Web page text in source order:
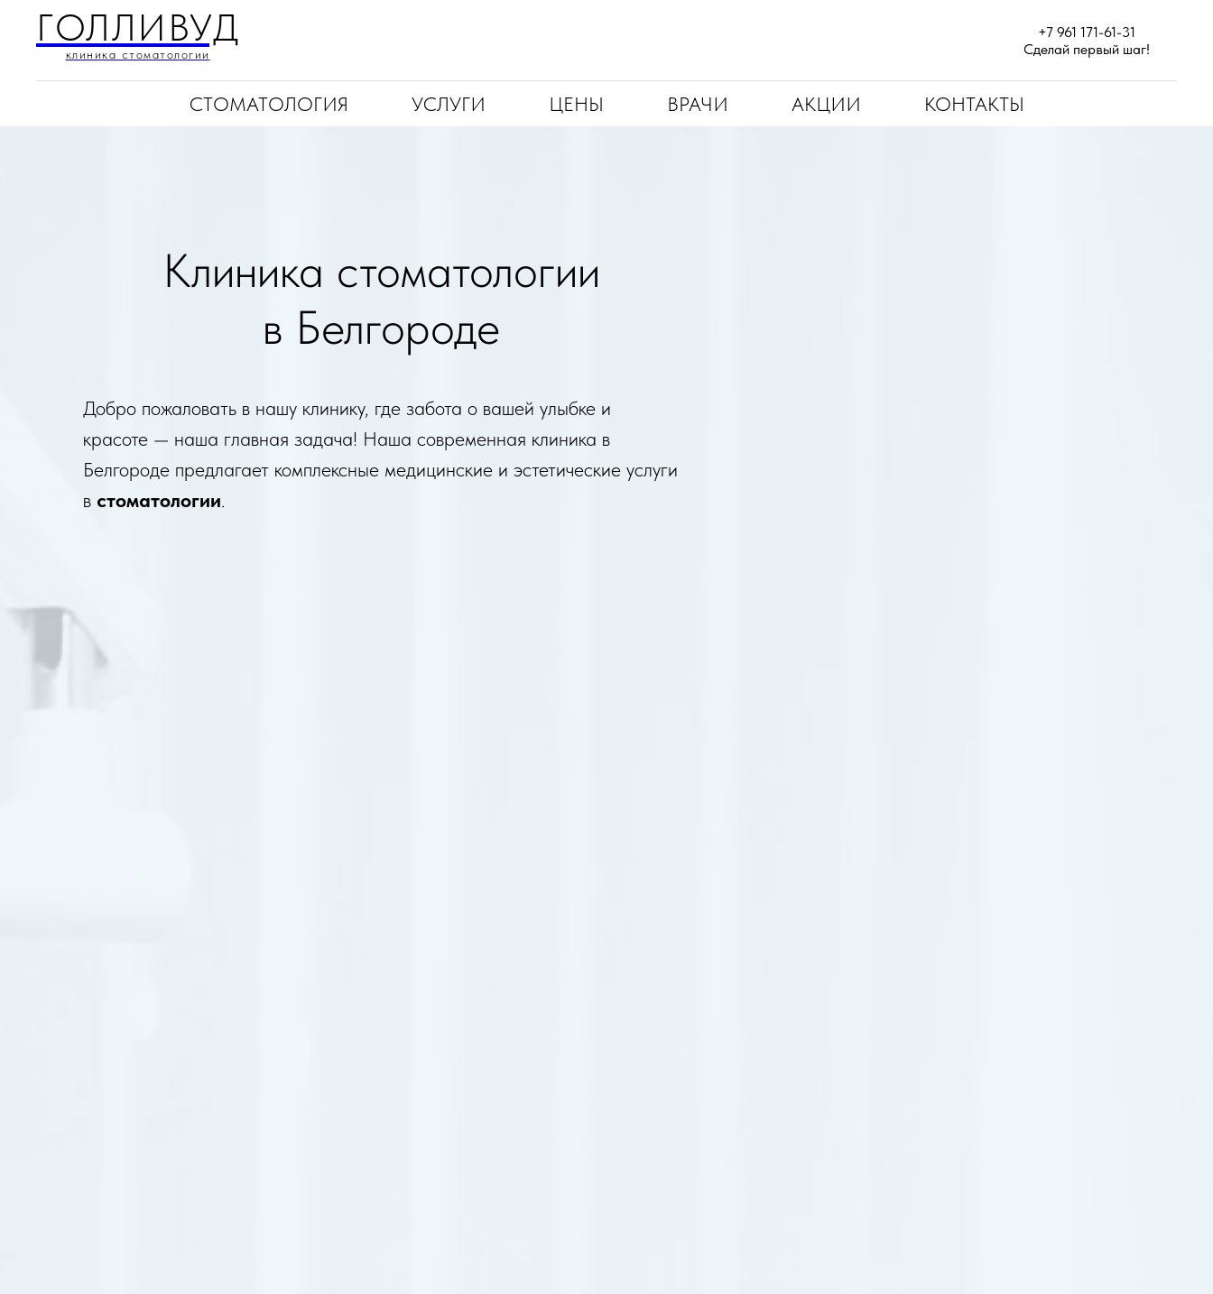
ГОЛЛИВУД
клиника стоматологии
+7 961 171-61-31
Сделай первый шаг!
СТОМАТОЛОГИЯ УСЛУГИ ЦЕНЫ ВРАЧИ АКЦИИ КОНТАКТЫ
Клиника стоматологии
в Белгороде
Добро пожаловать в нашу клинику, где забота о вашей улыбке и
красоте — наша главная задача! Наша современная клиника в
Белгороде предлагает комплексные медицинские и эстетические услуги
в стоматологии.